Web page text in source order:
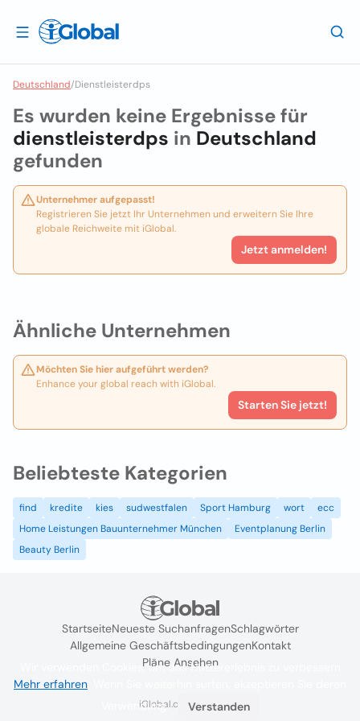
Deutschland/Dienstleisterdps
Ähnliche Unternehmen
Möchten Sie hier aufgeführt werden?
Enhance your global reach with iGlobal.
Starten Sie jetzt!
Es wurden keine Ergebnisse für
dienstleisterdps in Deutschland
gefunden
Unternehmer aufgepasst!
Registrieren Sie jetzt Ihr Unternehmen und erweitern Sie Ihre
globale Reichweite mit iGlobal.
Jetzt anmelden!
Beliebteste Kategorien
find kredite kies sudwestfalen Sport Hamburg wort
ecc
Home Leistungen Bauunternehmer München
Eventplanung Berlin
Beauty Berlin
StartseiteNeueste SuchanfragenSchlagwörter
Allgemeine GeschäftsbedingungenKontakt
Pläne Ansehen
iGlobal.co @ 2024
Wir verwenden Cookies, um das Nutzererlebnis zu verbessern
Mehr erfahren
Verwendung.
Verstanden